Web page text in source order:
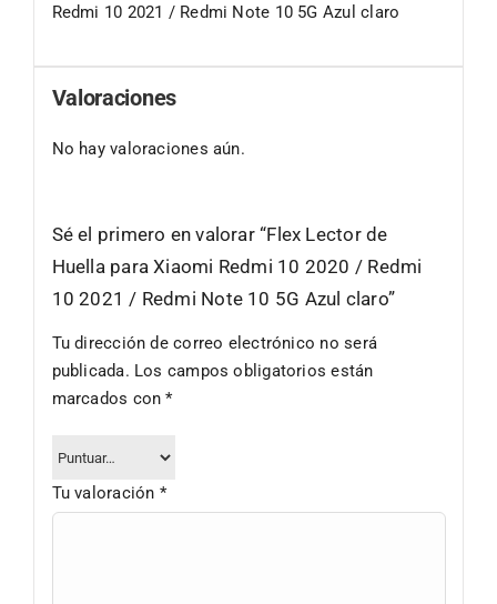
Redmi 10 2021 / Redmi Note 10 5G Azul claro
Valoraciones
No hay valoraciones aún.
Sé el primero en valorar “Flex Lector de
Huella para Xiaomi Redmi 10 2020 / Redmi
10 2021 / Redmi Note 10 5G Azul claro”
Tu dirección de correo electrónico no será
publicada. Los campos obligatorios están
marcados con*
Tu valoración *